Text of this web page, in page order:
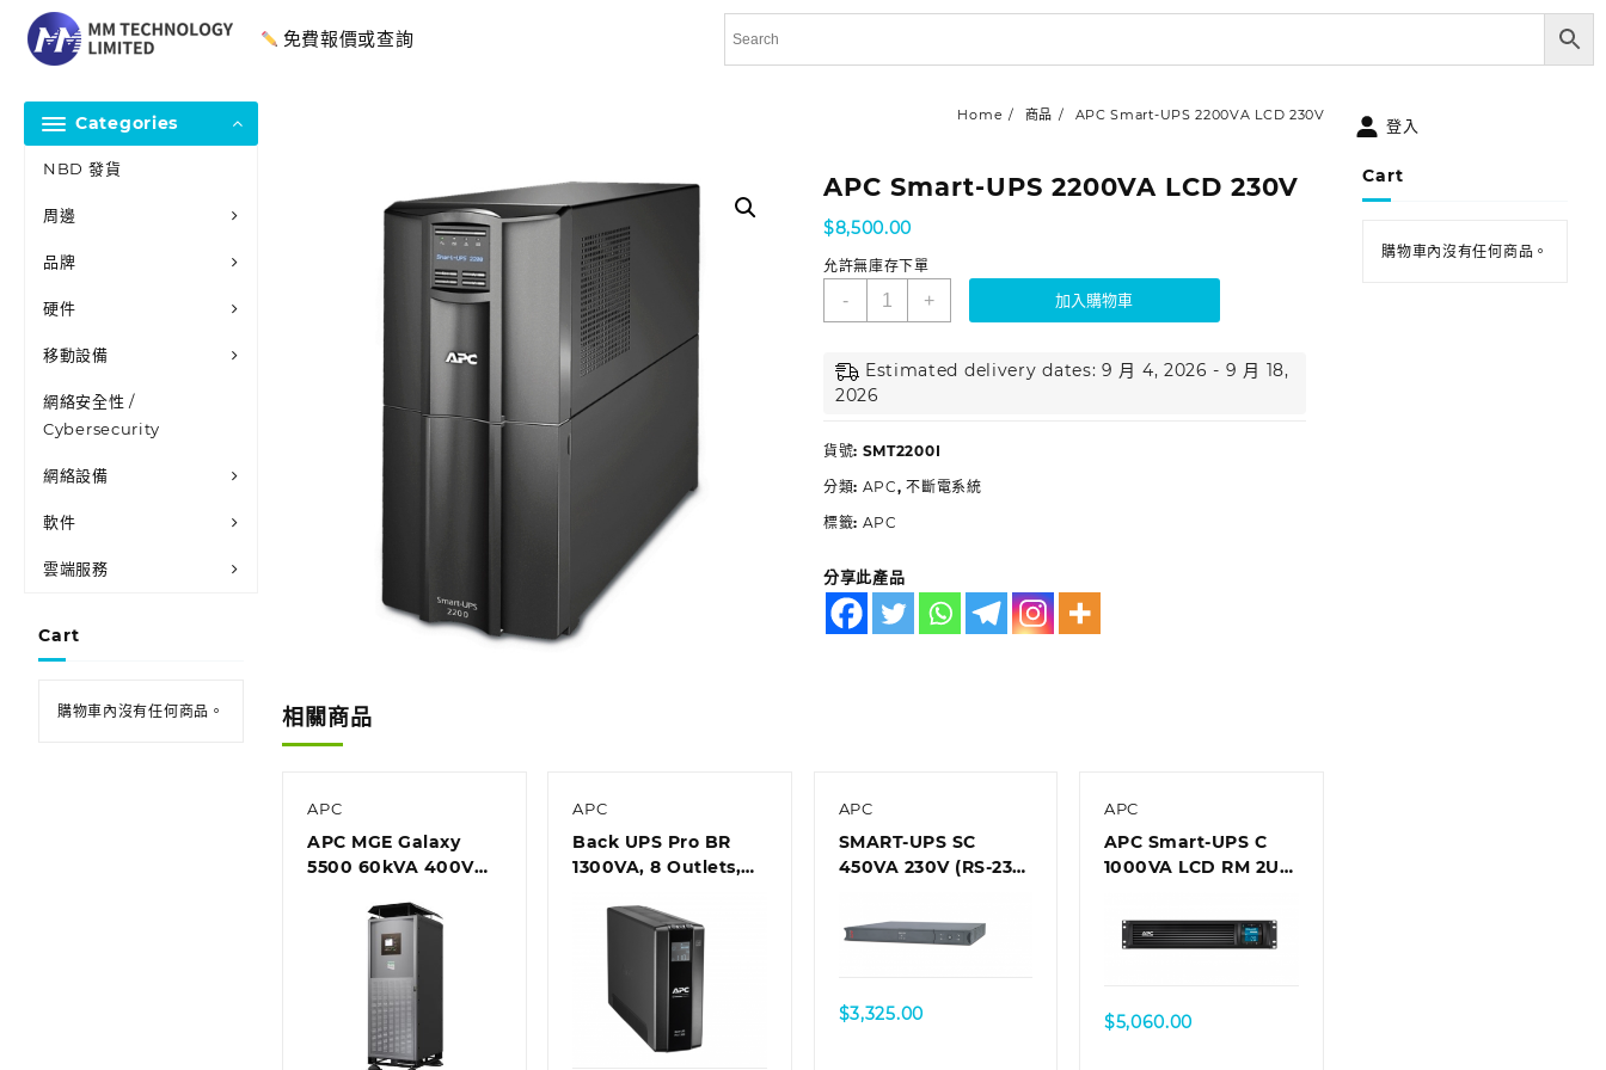
免費報價或查詢
Categories
NBD 發貨
周邊
品牌
硬件
移動設備
網絡安全性 /
Cybersecurity
網絡設備
軟件
雲端服務
Cart
購物車內沒有任何商品。
Home 商品 APC Smart-UPS 2200VA LCD 230V
APC Smart-UPS 2200VA LCD 230V
$8,500.00
允許無庫存下單
- + 加入購物車
Estimated delivery dates: 9 月 4, 2026 - 9 月 18,
2026
貨號: SMT2200I
分類: APC,不斷電系統
標籤: APC
分享此產品
相關商品
APC
APC MGE Galaxy
5500 60kVA 400V
APC
Back UPS Pro BR
1300VA, 8 Outlets,
APC
SMART-UPS SC
450VA 230V (RS-232
Rackmount
$3,325.00
APC
APC Smart-UPS C
1000VA LCD RM 2U
SmartConnect (can’t
add network card)
$5,060.00
登入
Cart
購物車內沒有任何商品。